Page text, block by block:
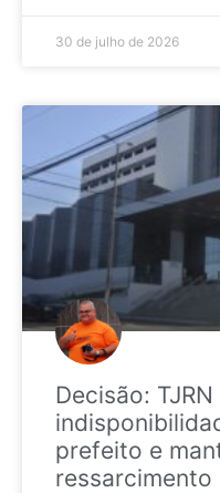
30 de julho de 2026
Decisão:
prefeito e
ressarcimento